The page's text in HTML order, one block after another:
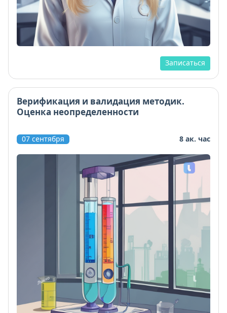
Записаться
Верификация и валидация методик.
Оценка неопределенности
07 сентября 8 ак. час